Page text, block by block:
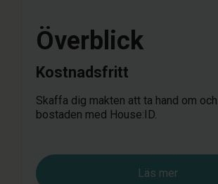
Överblick
Kostnadsfritt
Skaffa dig makten att ta hand om
bostaden med House:ID.
Läs mer